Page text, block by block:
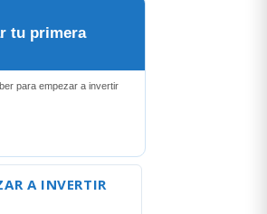
tu primera
para empezar a invertir
A INVERTIR